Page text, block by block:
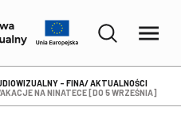
- FINA AKTUALNOŚCI
NA NINATECE [DO 5 WRZEŚNIA]